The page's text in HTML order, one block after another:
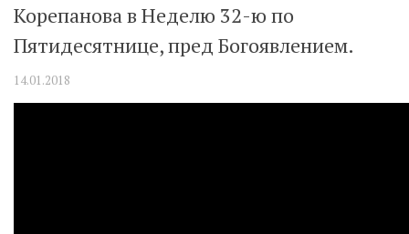
Корепанова в Неделю 32-ю по
Пятидесятнице, пред Богоявлением.
14.01.2018